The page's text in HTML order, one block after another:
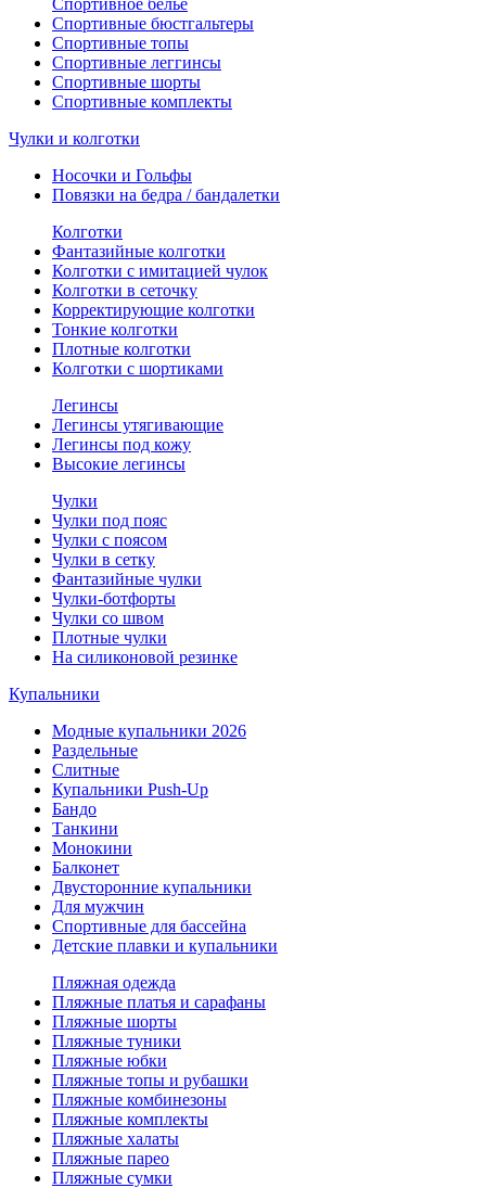
Спортивное белье
Спортивные бюстгальтеры
Спортивные топы
Спортивные леггинсы
Спортивные шорты
Спортивные комплекты
Чулки и колготки
Носочки и Гольфы
Повязки на бедра / бандалетки
Колготки
Фантазийные колготки
Колготки с имитацией чулок
Колготки в сеточку
Корректирующие колготки
Тонкие колготки
Плотные колготки
Колготки с шортиками
Легинсы
Легинсы утягивающие
Легинсы под кожу
Высокие легинсы
Чулки
Чулки под пояс
Чулки с поясом
Чулки в сетку
Фантазийные чулки
Чулки-ботфорты
Чулки со швом
Плотные чулки
На силиконовой резинке
Купальники
Модные купальники 2026
Раздельные
Слитные
Купальники Push-Up
Бандо
Танкини
Монокини
Балконет
Двусторонние купальники
Для мужчин
Спортивные для бассейна
Детские плавки и купальники
Пляжная одежда
Пляжные платья и сарафаны
Пляжные шорты
Пляжные туники
Пляжные юбки
Пляжные топы и рубашки
Пляжные комбинезоны
Пляжные комплекты
Пляжные халаты
Пляжные парео
Пляжные сумки